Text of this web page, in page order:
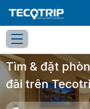
Tổng quan Chọn
Tìm & đặt
đãi trên